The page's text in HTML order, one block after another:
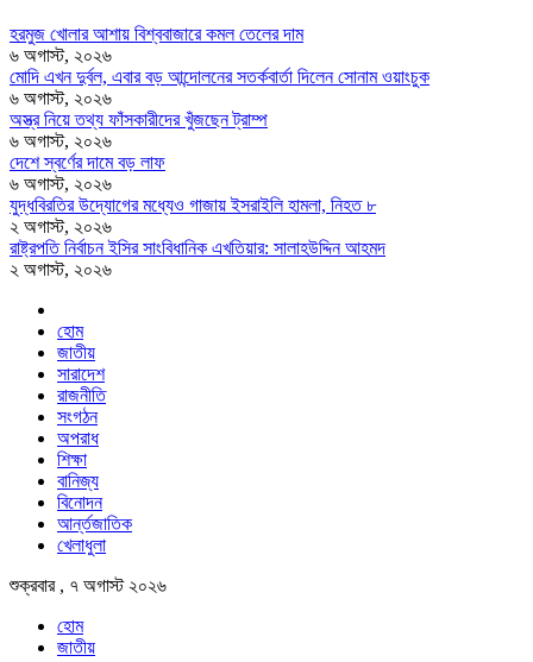
হরমুজ খোলার আশায় বিশ্ববাজারে কমল তেলের দাম
৬ অগাস্ট, ২০২৬
মোদি এখন দুর্বল, এবার বড় আন্দোলনের সতর্কবার্তা দিলেন সোনাম ওয়াংচুক
৬ অগাস্ট, ২০২৬
অস্ত্র নিয়ে তথ্য ফাঁসকারীদের খুঁজছেন ট্রাম্প
৬ অগাস্ট, ২০২৬
দেশে স্বর্ণের দামে বড় লাফ
৬ অগাস্ট, ২০২৬
যুদ্ধবিরতির উদ্যোগের মধ্যেও গাজায় ইসরাইলি হামলা, নিহত ৮
২ অগাস্ট, ২০২৬
রাষ্ট্রপতি নির্বাচন ইসির সাংবিধানিক এখতিয়ার: সালাহউদ্দিন আহমদ
২ অগাস্ট, ২০২৬
হোম
জাতীয়
সারাদেশ
রাজনীতি
সংগঠন
অপরাধ
শিক্ষা
বানিজ্য
বিনোদন
আর্ন্তজাতিক
খেলাধুলা
শুক্রবার , ৭ অগাস্ট ২০২৬
হোম
জাতীয়